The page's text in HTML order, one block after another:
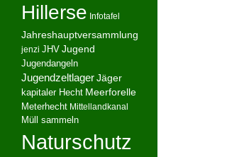
Hillerse Infotafel
Jahreshauptversammlung
jenzi JHV Jugend
Jugendangeln
Jugendzeltlager Jäger
kapitaler Hecht Meerforelle
Meterhecht Mittellandkanal
Müll sammeln
Naturschutz